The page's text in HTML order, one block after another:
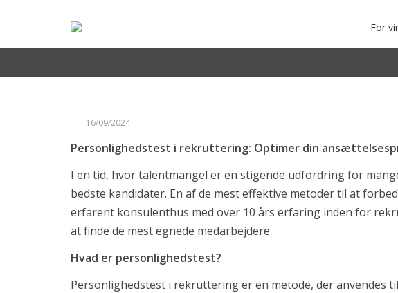
For
16/09/2024
Personlighedstest i rekruttering: Optimer din
I en tid, hvor talentmangel er en stigende udfordring for
bedste kandidater. En af de mest effektive metoder til at
erfarent konsulenthus med over 10 års erfaring inden for
at finde de mest egnede medarbejdere.
Hvad er personlighedstest?
Personlighedstest i rekruttering er en metode, der
Emnebank
Hav en fantastisk sommer(ferie) ☀️
AI-revolutionen er allerede sket – i hvert fald i softwarebranchen
Skift i typen af rekrutteringsopgaver vi får ind
Salgskonsulent til EcoMobility